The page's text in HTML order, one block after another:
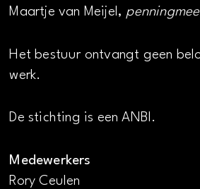
Maartje van Meijel,
Het bestuur ontvangt geen
werk.
De stichting is een ANBI.
Medewerkers
Rory Ceulen